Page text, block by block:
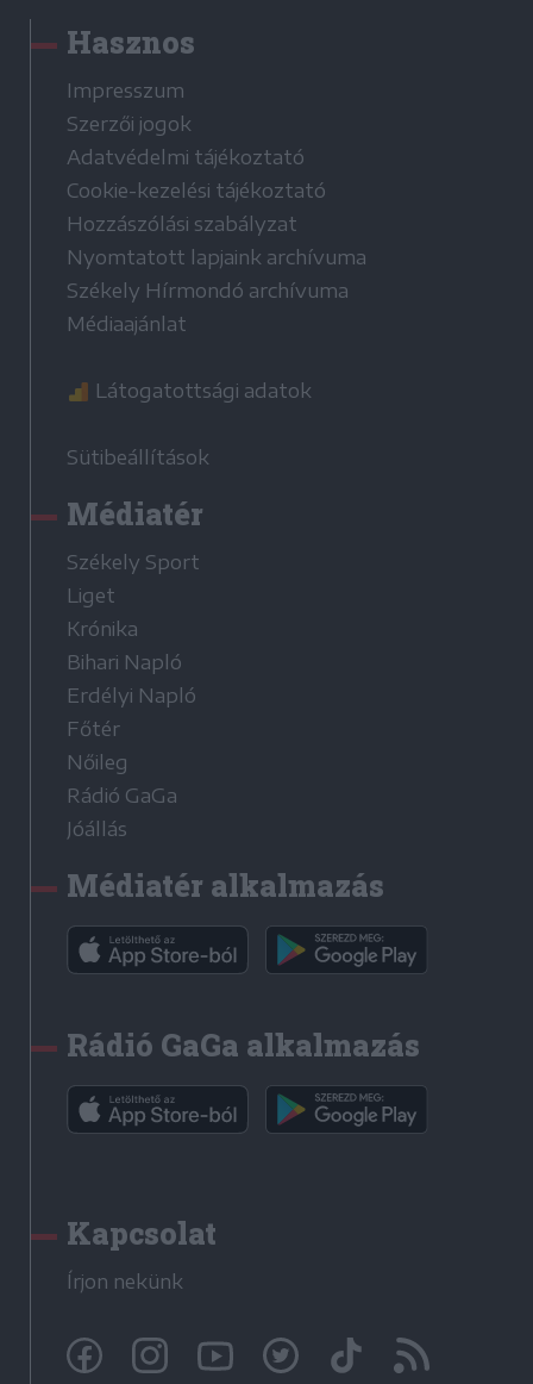
Hasznos
Impresszum
Szerzői jogok
Adatvédelmi tájékoztató
Cookie-kezelési tájékoztató
Hozzászólási szabályzat
Nyomtatott lapjaink archívuma
Székely Hírmondó archívuma
Médiaajánlat
Látogatottsági adatok
Sütibeállítások
Médiatér
Székely Sport
Liget
Krónika
Bihari Napló
Erdélyi Napló
Főtér
Nőileg
Rádió GaGa
Jóállás
Médiatér alkalmazás
Rádió GaGa alkalmazás
Kapcsolat
Írjon nekünk